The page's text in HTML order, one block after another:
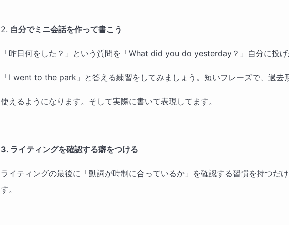
2. 自分でミニ会話を作って書こう
「昨日何をした？」という質問を「What did you do yesterday？」自分に投げ
「I went to the park」と答える練習をしてみましょう。短いフレーズで、過去
使えるようになります。そして実際に書いて表現してます。
3. ライティングを確認する癖をつける
ライティングの最後に「動詞が時制に合っているか」を確認する習慣を持つだ
す。